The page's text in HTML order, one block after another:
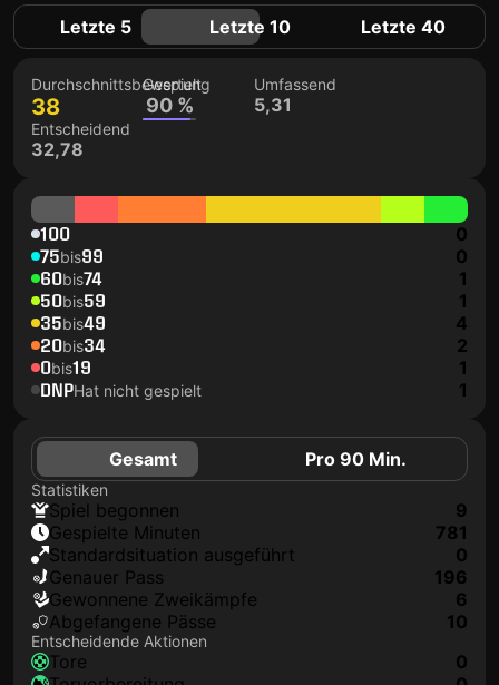
Letzte 5 Letzte 10 Letzte 40
Durchschnittsbewertung
38
Gespielt
90 %
Umfassend
5,31
Entscheidend
32,78
100 0
75bis99 0
60bis74 1
50bis59 1
35bis49 4
20bis34 2
0bis19 1
DNPHat nicht gespielt 1
Gesamt Pro 90 Min.
Statistiken
Spiel begonnen
9
Gespielte Minuten
781
Standardsituation ausgeführt
0
genauer Pass
196
Gewonnene Zweikämpfe
6
Abgefangene Pässe
10
Entscheidende Aktionen
Tore
0